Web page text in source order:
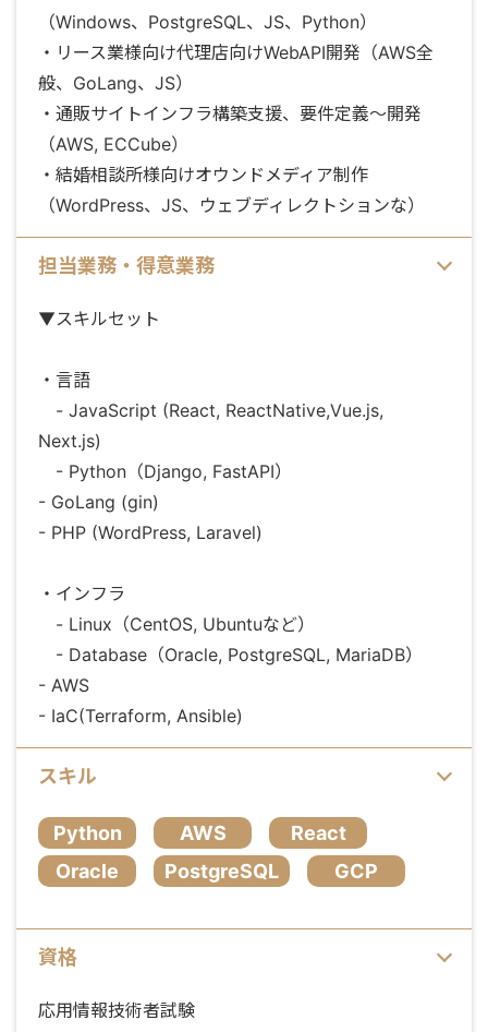
（Windows、PostgreSQL、JS、Python）
・リース業様向け代理店向けWebAPI開発（AWS全
般、GoLang、JS）
・通販サイトインフラ構築支援、要件定義～開発
（AWS, ECCube）
・結婚相談所様向けオウンドメディア制作
（WordPress、JS、ウェブディレクトションな）
担当業務・得意業務
▼スキルセット
・言語
- JavaScript (React, ReactNative,Vue.js,
Next.js)
- Python（Django, FastAPI）
- GoLang (gin)
- PHP (WordPress, Laravel)
・インフラ
- Linux（CentOS, Ubuntuなど）
- Database（Oracle, PostgreSQL, MariaDB）
- AWS
- IaC(Terraform, Ansible)
スキル
Python AWS
React
Oracle
PostgreSQL GCP
資格
応用情報技術者試験